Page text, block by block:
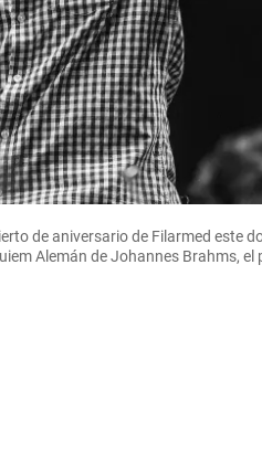
de aniversario de Filarmed este
Alemán de Johannes Brahms, el